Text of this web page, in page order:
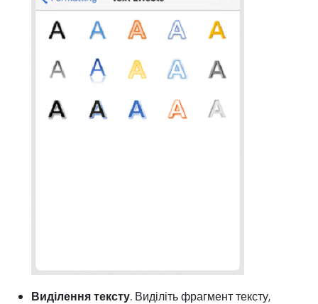
Виділення тексту. Виділіть фрагмент тексту,